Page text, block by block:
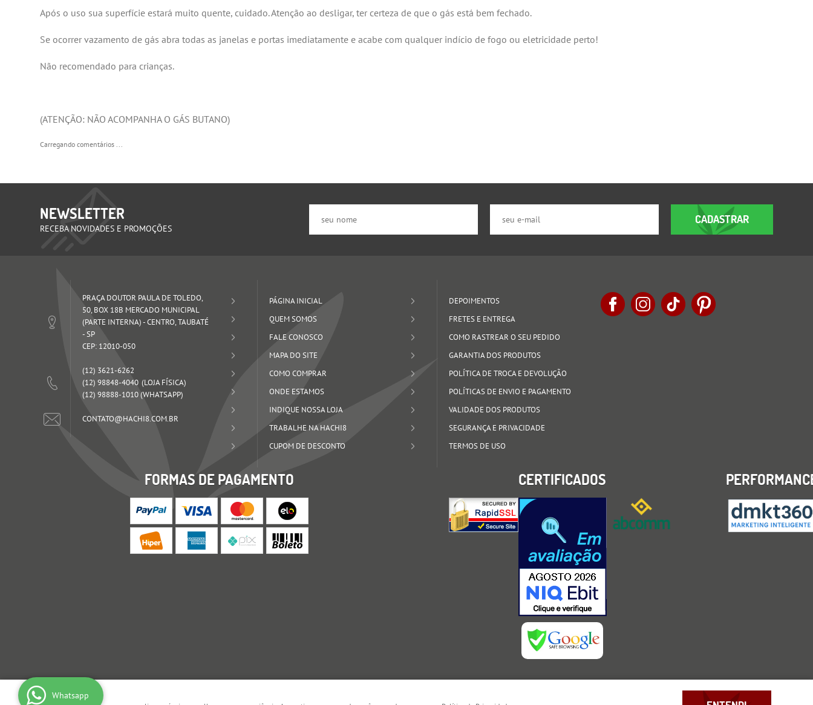
Após o uso sua superfície estará muito quente, cuidado. Atenção ao desligar, ter certeza de que o gás está bem fechado.
Se ocorrer vazamento de gás abra todas as janelas e portas imediatamente e acabe com qualquer indício de fogo ou eletricidade perto!
Não recomendado para crianças.
(ATENÇÃO: NÃO ACOMPANHA O GÁS BUTANO)
Carregando comentários ...
NEWSLETTER
RECEBA NOVIDADES E PROMOÇÕES
CADASTRAR
PRAÇA DOUTOR PAULA DE TOLEDO,
50, BOX 18B MERCADO MUNICIPAL
(PARTE INTERNA)-CENTRO, TAUBATÉ
-SP
CEP: 12010-050
(12) 3621-6262
(12) 98848-4040
(12) 98888-1010(WHATSAPP)
CONTATO@HACHI8.COM.BR
PÁGINA INICIAL
QUEM SOMOS
FALE CONOSCO
MAPA DO SITE
COMO COMPRAR
ONDE ESTAMOS
INDIQUE NOSSA LOJA
TRABALHE NA HACHI8
CUPOM DE DESCONTO
DEPOIMENTOS
FRETES E ENTREGA
COMO RASTREAR O SEU PEDIDO
GARANTIA DOS PRODUTOS
POLÍTICA DE TROCA E DEVOLUÇÃO
POLÍTICAS DE ENVIO E PAGAMENTO
VALIDADE DOS PRODUTOS
SEGURANÇA E PRIVACIDADE
TERMOS DE USO
FORMAS DE PAGAMENTO CERTIFICADOS
Whatsapp